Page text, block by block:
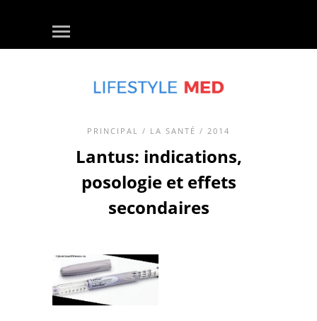
PRINCIPAL / LA SANTÉ / 2014
Lantus: indications,
posologie et effets
secondaires